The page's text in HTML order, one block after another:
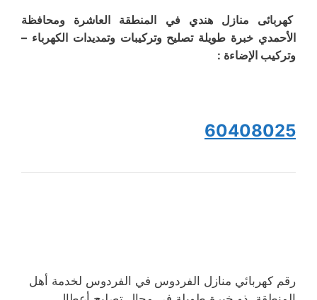
كهربائى منازل هندي في المنطقة العاشرة ومحافظة
الأحمدي خبرة طويلة تصليح وتركيبات وتمديدات الكهرباء –
وتركيب الإضاءة :
60408025
رقم كهربائي منازل الفردوس في الفردوس لخدمة أهل